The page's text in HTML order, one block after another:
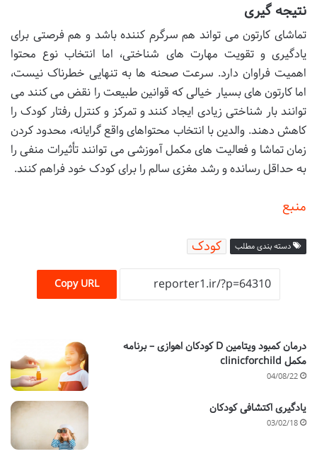
نتیجه گیری
تماشای کارتون می تواند هم سرگرم کننده باشد و هم فرصتی برای
یادگیری و تقویت مهارت های شناختی، اما انتخاب نوع محتوا
اهمیت فراوان دارد. سرعت صحنه ها به تنهایی خطرناک نیست،
اما کارتون های بسیار خیالی که قوانین طبیعت را نقض می کنند می
توانند بار شناختی زیادی ایجاد کنند و تمرکز و کنترل رفتار کودک را
کاهش دهند. والدین با انتخاب محتواهای واقع گرایانه، محدود کردن
زمان تماشا و فعالیت های مکمل آموزشی می توانند تأثیرات منفی را
به حداقل رسانده و رشد مغزی سالم را برای کودک خود فراهم کنند.
منبع
دسته بندی مطلب کودک
Copy URL
درمان کمبود ویتامین D کودکان اهوازی – برنامه
مکمل clinicforchild
04/08/22
یادگیری اکتشافی کودکان
03/02/18